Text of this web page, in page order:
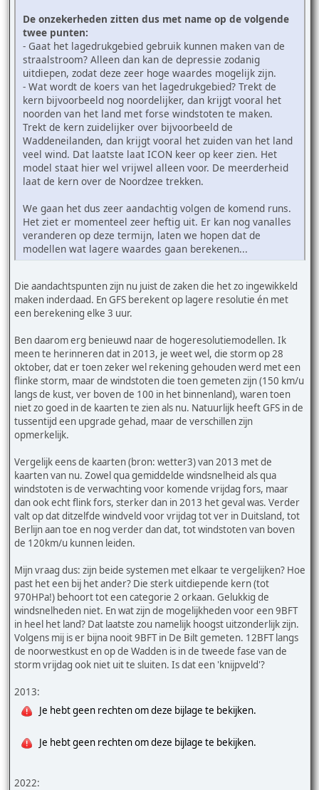
De onzekerheden zitten dus met name op de volgende
twee punten:
- Gaat het lagedrukgebied gebruik kunnen maken van de
straalstroom? Alleen dan kan de depressie zodanig
uitdiepen, zodat deze zeer hoge waardes mogelijk zijn.
- Wat wordt de koers van het lagedrukgebied? Trekt de
kern bijvoorbeeld nog noordelijker, dan krijgt vooral het
noorden van het land met forse windstoten te maken.
Trekt de kern zuidelijker over bijvoorbeeld de
Waddeneilanden, dan krijgt vooral het zuiden van het land
veel wind. Dat laatste laat ICON keer op keer zien. Het
model staat hier wel vrijwel alleen voor. De meerderheid
laat de kern over de Noordzee trekken.
We gaan het dus zeer aandachtig volgen de komend runs.
Het ziet er momenteel zeer heftig uit. Er kan nog vanalles
veranderen op deze termijn, laten we hopen dat de
modellen wat lagere waardes gaan berekenen...
Die aandachtspunten zijn nu juist de zaken die het zo ingewikkeld
maken inderdaad. En GFS berekent op lagere resolutie én met
een berekening elke 3 uur.
Ben daarom erg benieuwd naar de hogeresolutiemodellen. Ik
meen te herinneren dat in 2013, je weet wel, die storm op 28
oktober, dat er toen zeker wel rekening gehouden werd met een
flinke storm, maar de windstoten die toen gemeten zijn (150 km/u
langs de kust, ver boven de 100 in het binnenland), waren toen
niet zo goed in de kaarten te zien als nu. Natuurlijk heeft GFS in de
tussentijd een upgrade gehad, maar de verschillen zijn
opmerkelijk.
Vergelijk eens de kaarten (bron: wetter3) van 2013 met de
kaarten van nu. Zowel qua gemiddelde windsnelheid als qua
windstoten is de verwachting voor komende vrijdag fors, maar
dan ook echt flink fors, sterker dan in 2013 het geval was. Verder
valt op dat ditzelfde windveld voor vrijdag tot ver in Duitsland, tot
Berlijn aan toe en nog verder dan dat, tot windstoten van boven
de 120km/u kunnen leiden.
Mijn vraag dus: zijn beide systemen met elkaar te vergelijken? Hoe
past het een bij het ander? Die sterk uitdiepende kern (tot
970HPa!) behoort tot een categorie 2 orkaan. Gelukkig de
windsnelheden niet. En wat zijn de mogelijkheden voor een 9BFT
in heel het land? Dat laatste zou namelijk hoogst uitzonderlijk zijn.
Volgens mij is er bijna nooit 9BFT in De Bilt gemeten. 12BFT langs
de noorwestkust en op de Wadden is in de tweede fase van de
storm vrijdag ook niet uit te sluiten. Is dat een 'knijpveld'?
2013:
Je hebt geen rechten om deze bijlage te bekijken.
Je hebt geen rechten om deze bijlage te bekijken.
2022: